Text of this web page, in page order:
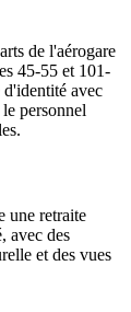
de l'aérogare
45-55 et 101-
d'identité avec
personnel
une retraite
avec des
et des vues